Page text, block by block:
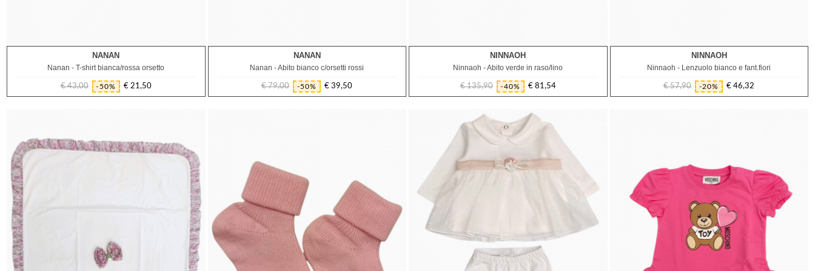
9M 12M
NANAN
Nanan - T-shirt bianca/rossa orsetto
Prezzo
€ 43,00 -50%
Prezzo
€ 21,50
9M 12M
NANAN
Nanan - Abito bianco c/orsetti rossi
Prezzo
€ 79,00 -50%
Prezzo
€ 39,50
2A
NINNAOH
Ninnaoh - Abito verde in raso/lino
Prezzo
€ 135,90 -40%
Prezzo
€ 81,54
TU
NINNAOH
Ninnaoh - Lenzuolo bianco e fant.fiori
Prezzo
€ 57,90 -20%
Prezzo
€ 46,32